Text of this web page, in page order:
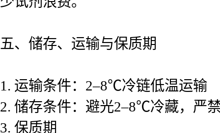
五、储存、运输与保质期
1. 运输条件：2–8℃冷链低温运输
2. 储存条件：避光2–8℃冷藏，严
3. 保质期